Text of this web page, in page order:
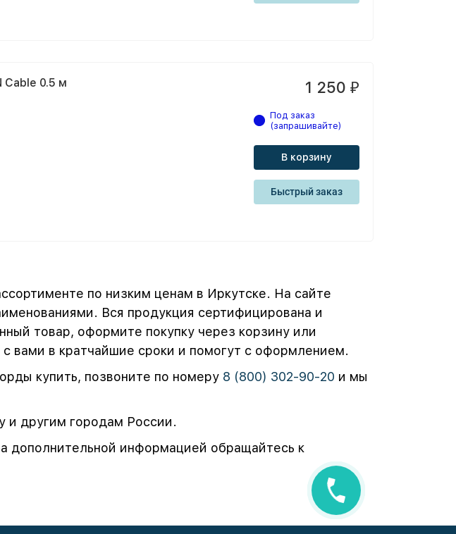
Cable 0.5 м 1 250 ₽
Под заказ
(запрашивайте)
В корзину
Быстрый заказ
по низким ценам в Иркутске. На сайте
Вся продукция сертифицирована и
товар, оформите покупку через корзину или
вами в кратчайшие сроки и помогут с оформлением.
купить, позвоните по номеру 8 (800) 302-90-20 и мы
и другим городам России.
дополнительной информацией обращайтесь к